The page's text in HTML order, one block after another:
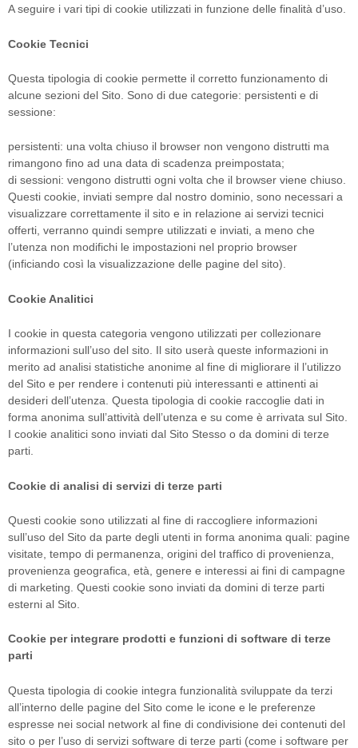
A seguire i vari tipi di cookie utilizzati in funzione delle finalità d’uso.
Cookie Tecnici
Questa tipologia di cookie permette il corretto funzionamento di
alcune sezioni del Sito. Sono di due categorie: persistenti e di
sessione:
persistenti: una volta chiuso il browser non vengono distrutti ma
rimangono fino ad una data di scadenza preimpostata;
di sessioni: vengono distrutti ogni volta che il browser viene chiuso.
Questi cookie, inviati sempre dal nostro dominio, sono necessari a
visualizzare correttamente il sito e in relazione ai servizi tecnici
offerti, verranno quindi sempre utilizzati e inviati, a meno che
l’utenza non modifichi le impostazioni nel proprio browser
(inficiando così la visualizzazione delle pagine del sito).
Cookie Analitici
I cookie in questa categoria vengono utilizzati per collezionare
informazioni sull’uso del sito. Il sito userà queste informazioni in
merito ad analisi statistiche anonime al fine di migliorare il l’utilizzo
del Sito e per rendere i contenuti più interessanti e attinenti ai
desideri dell’utenza. Questa tipologia di cookie raccoglie dati in
forma anonima sull’attività dell’utenza e su come è arrivata sul Sito.
I cookie analitici sono inviati dal Sito Stesso o da domini di terze
parti.
Cookie di analisi di servizi di terze parti
Questi cookie sono utilizzati al fine di raccogliere informazioni
sull’uso del Sito da parte degli utenti in forma anonima quali: pagine
visitate, tempo di permanenza, origini del traffico di provenienza,
provenienza geografica, età, genere e interessi ai fini di campagne
di marketing. Questi cookie sono inviati da domini di terze parti
esterni al Sito.
Cookie per integrare prodotti e funzioni di software di terze
parti
Questa tipologia di cookie integra funzionalità sviluppate da terzi
all’interno delle pagine del Sito come le icone e le preferenze
espresse nei social network al fine di condivisione dei contenuti del
sito o per l’uso di servizi software di terze parti (come i software per